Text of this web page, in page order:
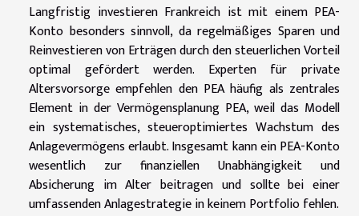
Langfristig investieren Frankreich ist mit einem PEA-
Konto besonders sinnvoll, da regelmäßiges Sparen und
Reinvestieren von Erträgen durch den steuerlichen Vorteil
optimal gefördert werden. Experten für private
Altersvorsorge empfehlen den PEA häufig als zentrales
Element in der Vermögensplanung PEA, weil das Modell
ein systematisches, steueroptimiertes Wachstum des
Anlagevermögens erlaubt. Insgesamt kann ein PEA-Konto
wesentlich zur finanziellen Unabhängigkeit und
Absicherung im Alter beitragen und sollte bei einer
umfassenden Anlagestrategie in keinem Portfolio fehlen.